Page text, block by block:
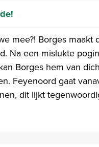
mee?! Borges maakt
Na een mislukte
Borges hem van
Feyenoord gaat
dit lijkt